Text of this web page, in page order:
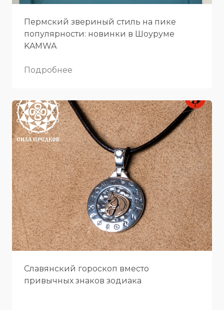
Пермский звериный стиль на пике
популярности: новинки в Шоуруме
KAMWA
Подробнее
Славянский гороскоп вместо
привычных знаков зодиака